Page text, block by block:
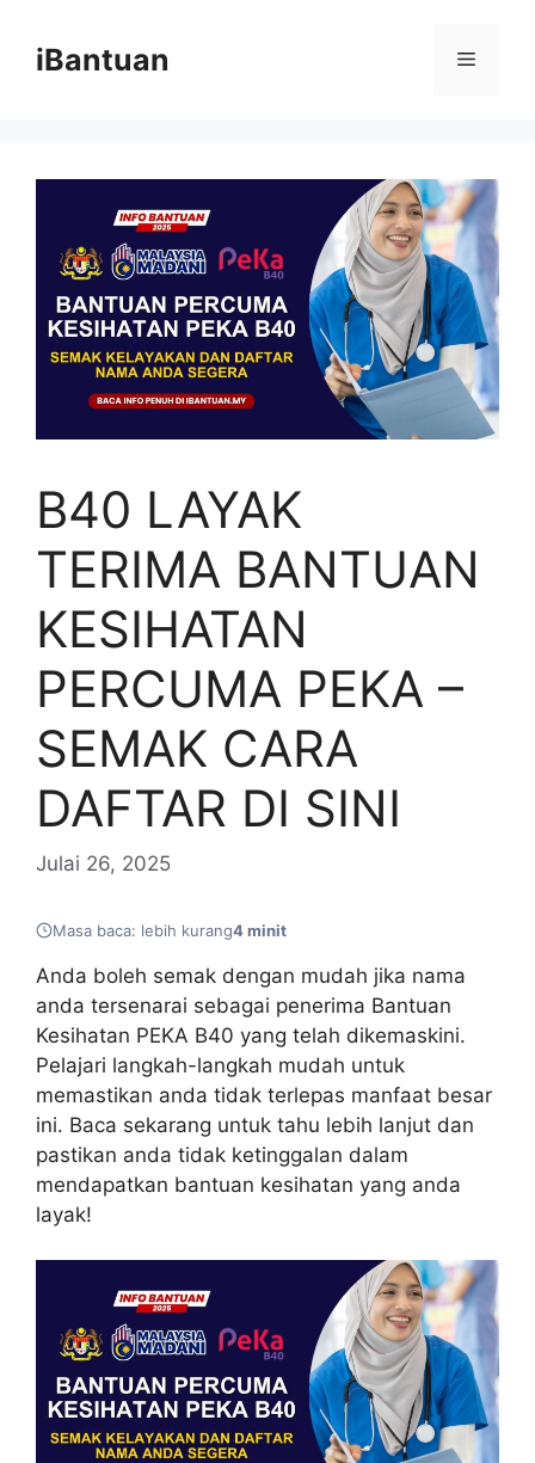
contentiBantuan Menu
B40 LAYAK
TERIMA BANTUAN
KESIHATAN
PERCUMA PEKA –
SEMAK CARA
DAFTAR DI SINI
Julai 26, 2025
Masa baca: lebih kurang4 minit
Anda boleh semak dengan mudah jika nama
anda tersenarai sebagai penerima Bantuan
Kesihatan PEKA B40 yang telah dikemaskini.
Pelajari langkah-langkah mudah untuk
memastikan anda tidak terlepas manfaat besar
ini. Baca sekarang untuk tahu lebih lanjut dan
pastikan anda tidak ketinggalan dalam
mendapatkan bantuan kesihatan yang anda
layak!